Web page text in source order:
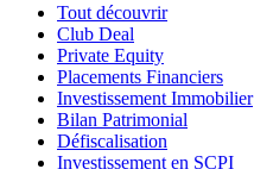
Tout découvrir
Club Deal
Private Equity
Placements Financiers
Investissement Immobilier
Bilan Patrimonial
Défiscalisation
Investissement en SCPI